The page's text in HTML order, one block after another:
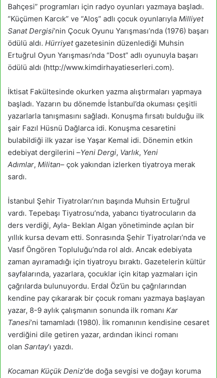
Bahçesi” programları için radyo oyunları yazmaya başladı.
“Küçümen Karcık” ve “Aloş” adlı çocuk oyunlarıyla Milliyet
Sanat Dergisi’nin Çocuk Oyunu Yarışması’nda (1976) başarı
ödülü aldı. Hürriyetgazetesinin düzenlediği Muhsin
Ertuğrul Oyun Yarışması’nda “Dost” adlı oyunuyla başarı
ödülü aldı (http://www.kimdirhayatieserleri.com).
İktisat Fakültesinde okurken yazma alıştırmaları yapmaya
başladı. Yazarın bu dönemde İstanbul’da okuması çeşitli
yazarlarla tanışmasını sağladı. Konuşma fırsatı bulduğu ilk
şair Fazıl Hüsnü Dağlarca idi. Konuşma cesaretini
bulabildiği ilk yazar ise Yaşar Kemal idi. Dönemin etkin
edebiyat dergilerini –Yeni Dergi, Varlık, Yeni
Adımlar, Militan– çok yakından izlerken tiyatroya merak
sardı.
İstanbul Şehir Tiyatroları’nın başında Muhsin Ertuğrul
vardı. Tepebaşı Tiyatrosu’nda, yabancı tiyatrocuların da
ders verdiği, Ayla- Beklan Algan yönetiminde açılan bir
yıllık kursa devam etti. Sonrasında Şehir Tiyatroları’nda ve
Vasıf Öngören Topluluğu’nda rol aldı. Ancak edebiyata
zaman ayıramadığı için tiyatroyu bıraktı. Gazetelerin kültür
sayfalarında, yazarlara, çocuklar için kitap yazmaları için
çağrılarda bulunuyordu. Erdal Öz’ün bu çağrılarından
kendine pay çıkararak bir çocuk romanı yazmaya başlayan
yazar, 8-9 aylık çalışmanın sonunda ilk romanı Kar
Tanesi’ni tamamladı (1980). İlk romanının kendisine cesaret
verdiğini dile getiren yazar, ardından ikinci romanı
olan Sarıtay’ı yazdı.
Kocaman Küçük Deniz’de doğa sevgisi ve doğayı koruma